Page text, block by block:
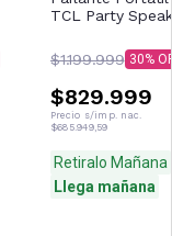
TCL Party
$1.199.999 30
$829.999
Precio s/imp. nac.
$685.949,59
Retiralo Mañana
Llega mañana